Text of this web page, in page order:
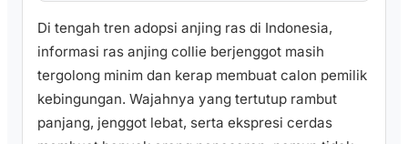
Di tengah tren adopsi anjing ras di Indonesia,
informasi ras anjing collie berjenggot masih
tergolong minim dan kerap membuat calon pemilik
kebingungan. Wajahnya yang tertutup rambut
panjang, jenggot lebat, serta ekspresi cerdas